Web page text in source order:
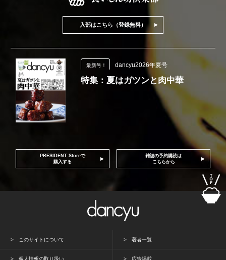
入部はこちら（登録無料）
最新号！ dancyu2026年夏号
特集：夏はガツンと肉中華
PRESIDENT Storeで
購入する
雑誌の予約購読は
こちらから
このサイトについて 著者一覧